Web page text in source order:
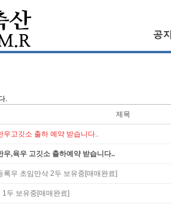
.
제목
우고깃소 출하 예약 받습니다..
우,육우 고깃소 출하예약 받습니다..
통등록우 초임만삭 2두 보유중[매매완료]
1두 보유중[매매완료]